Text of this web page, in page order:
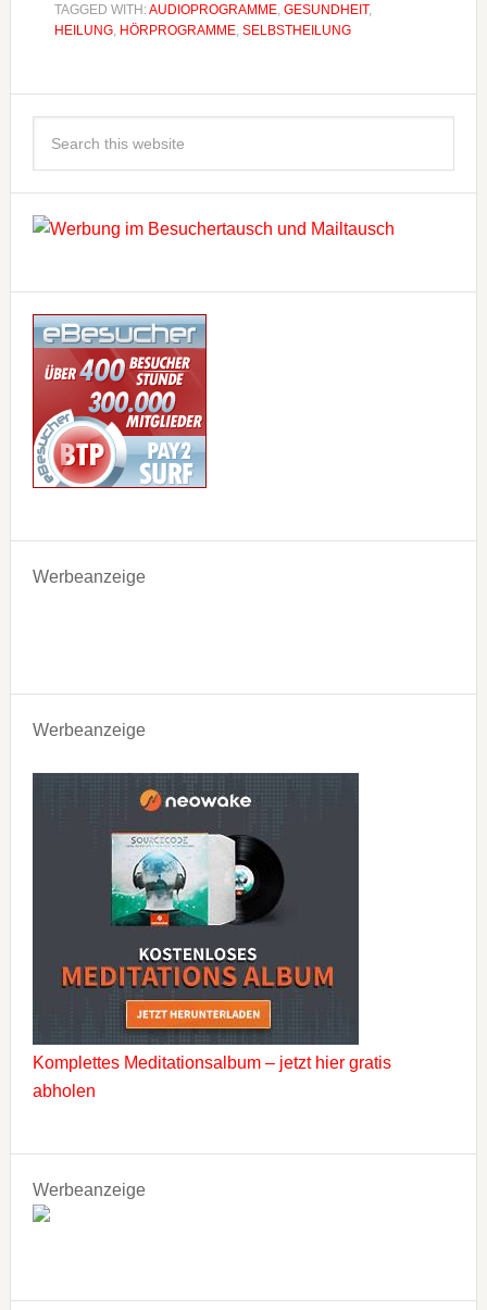
TAGGED WITH:AUDIOPROGRAMME, GESUNDHEIT,
HEILUNG, HÖRPROGRAMME, SELBSTHEILUNG
Werbeanzeige
Werbeanzeige
Komplettes Meditationsalbum – jetzt hier gratis
abholen
Werbeanzeige